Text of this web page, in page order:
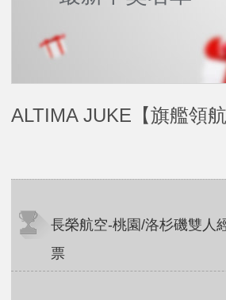
ALTIMA JUKE【旗艦領
長榮航空-桃園/洛杉磯雙人
票